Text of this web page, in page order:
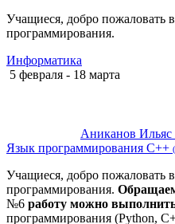
Учащиеся, добро пожаловать
программирования.
Информатика
5 февраля - 18 марта
Аниканов Ильяс
Язык программирования С++
Учащиеся, добро пожаловать
программирования.
№6 работу можно
программирования (Python,